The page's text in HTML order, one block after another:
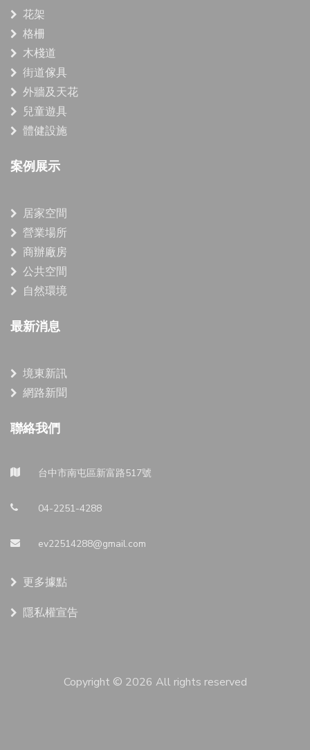
花架
格柵
木棧道
街道傢具
外牆及天花
兒童遊具
體健設施
案例展示
居家空間
營業場所
商辦廠房
公共空間
自然環境
最新消息
境東新訊
網路新聞
聯絡我們
台中市南屯區新富路517號
04-2251-4288
ev22514288@gmail.com
更多據點
隱私權宣告
Copyright © 2026 All rights reserved